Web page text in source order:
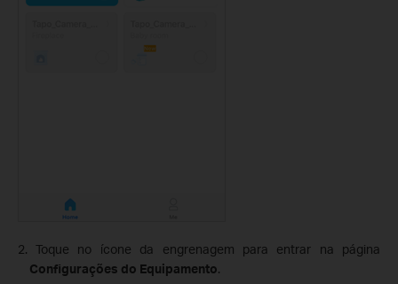
2. Toque no ícone da engrenagem para entrar na página
Configurações do Equipamento.